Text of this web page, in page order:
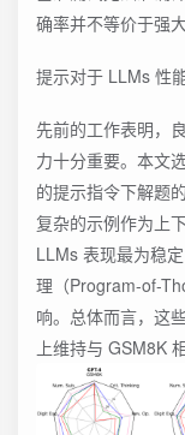
确率并不等价于强
提示对于 LLMs 性
先前的工作表明，
力十分重要。本文
的提示指令下解题
复杂的示例作为上
LLMs 表现最为稳
理（Program-of-
响。总体而言，这
上维持与 GSM8K